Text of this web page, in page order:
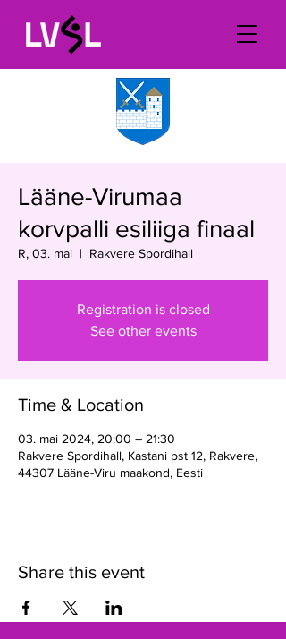
Lääne-Virumaa
korvpalli esiliiga finaal
R, 03. mai
  |
Rakvere Spordihall
Registration is closed
See other events
Time & Location
03. mai 2024, 20:00 – 21:30
Rakvere Spordihall, Kastani pst 12, Rakvere,
44307 Lääne-Viru maakond, Eesti
Share this event